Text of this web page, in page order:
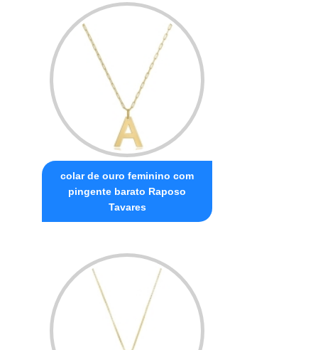
colar de ouro feminino com
pingente barato Raposo
Tavares